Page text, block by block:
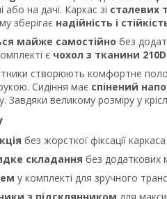
на дачі. Каркас зі сталевих
зберігає надійність і
майже самостійно без
є чохол з тканини 210D
створюють комфортне
Сидіння має спінений
Завдяки великому розміру у
без жорсткої фіксації каркаса
складання без додаткових
у комплекті для зручного